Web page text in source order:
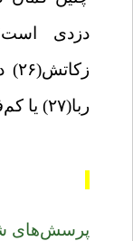
ربا(۲۷) یا کم‌فروشی،(۲۸) همه حرام است.
پرسش‌های